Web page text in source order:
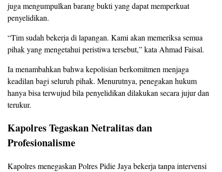
juga mengumpulkan barang bukti yang dapat memperkuat
penyelidikan.
“Tim sudah bekerja di lapangan. Kami akan memeriksa semua
pihak yang mengetahui peristiwa tersebut,” kata Ahmad Faisal.
Ia menambahkan bahwa kepolisian berkomitmen menjaga
keadilan bagi seluruh pihak. Menurutnya, penegakan hukum
hanya bisa terwujud bila penyelidikan dilakukan secara jujur dan
terukur.
Kapolres Tegaskan Netralitas dan
Profesionalisme
Kapolres menegaskan Polres Pidie Jaya bekerja tanpa intervensi